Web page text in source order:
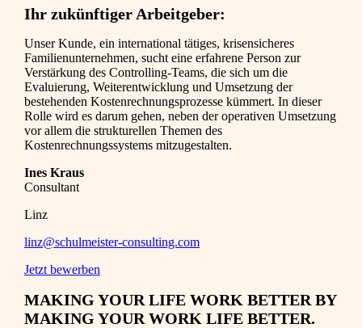
Ihr zukünftiger Arbeitgeber:
Unser Kunde, ein international tätiges, krisensicheres
Familienunternehmen, sucht eine erfahrene Person zur
Verstärkung des Controlling-Teams, die sich um die
Evaluierung, Weiterentwicklung und Umsetzung der
bestehenden Kostenrechnungsprozesse kümmert. In dieser
Rolle wird es darum gehen, neben der operativen Umsetzung
vor allem die strukturellen Themen des
Kostenrechnungssystems mitzugestalten.
Ines Kraus
Consultant
Linz
linz@schulmeister-consulting.com
Jetzt bewerben
MAKING YOUR LIFE WORK BETTER BY
MAKING YOUR WORK LIFE BETTER.